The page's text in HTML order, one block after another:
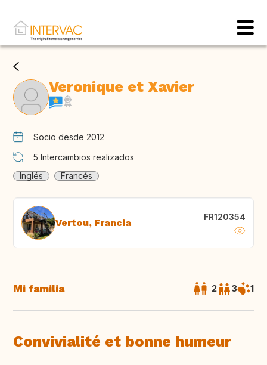
Veronique et Xavier
Socio desde 2012
5 Intercambios realizados
Inglés
Francés
Vertou, Francia FR120354
Mi familia 2 3 1
Convivialité et bonne humeur